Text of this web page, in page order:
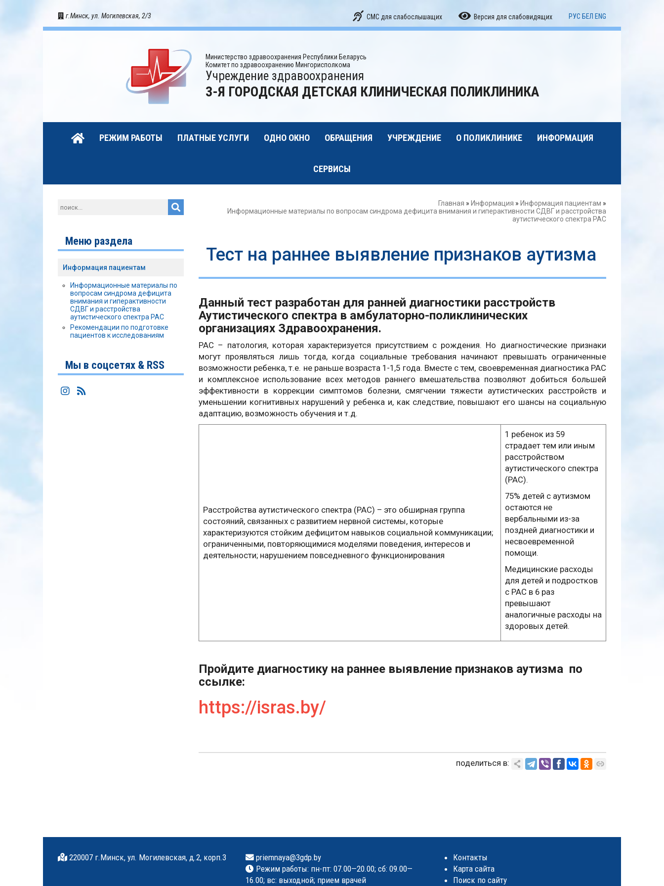
г.Минск, ул. Могилевская, 2/3 СМС для слабослышащих Версия для слабовидящих РУС БЕЛ ENG
Министерство здравоохранения Республики Беларусь
Комитет по здравоохранению Мингорисполкома
Учреждение здравоохранения
3-Я ГОРОДСКАЯ ДЕТСКАЯ КЛИНИЧЕСКАЯ ПОЛИКЛИНИКА
РЕЖИМ РАБОТЫ ПЛАТНЫЕ УСЛУГИ ОДНО ОКНО ОБРАЩЕНИЯ УЧРЕЖДЕНИЕ О ПОЛИКЛИНИКЕ ИНФОРМАЦИЯ
СЕРВИСЫ
Главная » Информация » Информация пациентам »
Информационные материалы по вопросам синдрома дефицита внимания и гиперактивности СДВГ и расстройства
аутистического спектра РАС
Тест на раннее выявление признаков аутизма
Данный тест разработан для ранней диагностики расстройств
Аутистического спектра в амбулаторно-поликлинических
организациях Здравоохранения.
РАС – патология, которая характеризуется присутствием с рождения. Но диагностические признаки
могут проявляться лишь тогда, когда социальные требования начинают превышать ограниченные
возможности ребенка, т.е. не раньше возраста 1-1,5 года. Вместе с тем, своевременная диагностика РАС
и комплексное использование всех методов раннего вмешательства позволяют добиться большей
эффективности в коррекции симптомов болезни, смягчении тяжести аутистических расстройств и
уменьшении когнитивных нарушений у ребенка и, как следствие, повышают его шансы на социальную
адаптацию, возможность обучения и т.д.
Расстройства аутистического спектра (РАС) – это обширная группа
состояний, связанных с развитием нервной системы, которые
характеризуются стойким дефицитом навыков социальной коммуникации;
ограниченными, повторяющимися моделями поведения, интересов и
деятельности; нарушением повседневного функционирования
1 ребенок из 59
страдает тем или иным
расстройством
аутистического спектра
(РАС).
75% детей с аутизмом
остаются не
вербальными из-за
поздней диагностики и
несвоевременной
помощи.
Медицинские расходы
для детей и подростков
с РАС в 6 раз
превышают
аналогичные расходы на
здоровых детей.
Пройдите диагностику на раннее выявление признаков аутизма по
ссылке:
https://isras.by/
поделиться в:
Меню раздела
Информация пациентам
Информационные материалы по
вопросам синдрома дефицита
внимания и гиперактивности
СДВГ и расстройства
аутистического спектра РАС
Рекомендации по подготовке
пациентов к исследованиям
Мы в соцсетях & RSS
220007 г.Минск, ул. Могилевская, д.2, корп.3
priemnaya@3gdp.by
Режим работы: пн-пт: 07.00—20.00; сб: 09.00—
16.00; вс: выходной; прием врачей
Контакты
Карта сайта
Поиск по сайту